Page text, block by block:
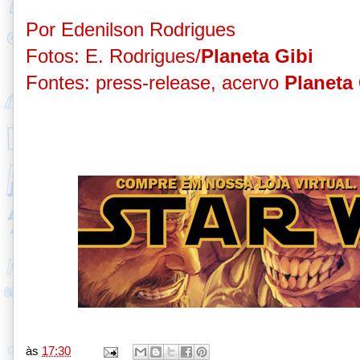
Por Edenilson Rodrigues
Fotos: E. Rodrigues/Planeta Gibi
Fontes: press-release, acervo Planeta
às 17:30